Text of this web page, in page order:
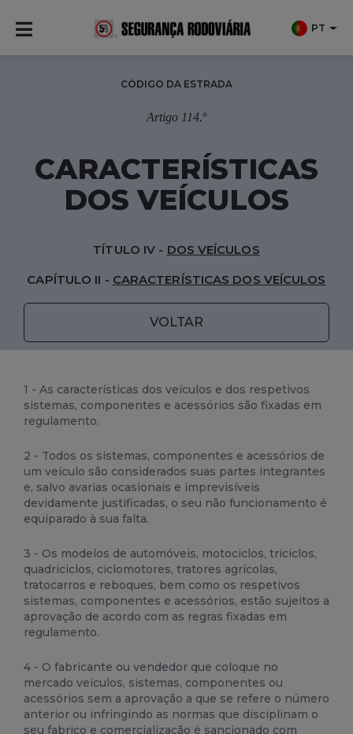
PT
CÓDIGO DA ESTRADA
Artigo 114.º
CARACTERÍSTICAS
DOS VEÍCULOS
CAPÍTULO II - CARACTERÍSTICAS DOS VEÍCULOS
TÍTULO IV - DOS VEÍCULOS
VOLTAR
1 - As características dos veículos e dos respetivos
sistemas, componentes e acessórios são fixadas em
regulamento.
2 - Todos os sistemas, componentes e acessórios de
um veículo são considerados suas partes integrantes
e, salvo avarias ocasionais e imprevisíveis
devidamente justificadas, o seu não funcionamento é
equiparado à sua falta.
3 - Os modelos de automóveis, motociclos, triciclos,
quadriciclos, ciclomotores, tratores agrícolas,
tratocarros e reboques, bem como os respetivos
sistemas, componentes e acessórios, estão sujeitos a
aprovação de acordo com as regras fixadas em
regulamento.
4 - O fabricante ou vendedor que coloque no
mercado veículos, sistemas, componentes ou
acessórios sem a aprovação a que se refere o número
anterior ou infringindo as normas que disciplinam o
seu fabrico e comercialização é sancionado com